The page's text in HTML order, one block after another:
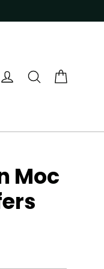
Log ind Søg
Moc